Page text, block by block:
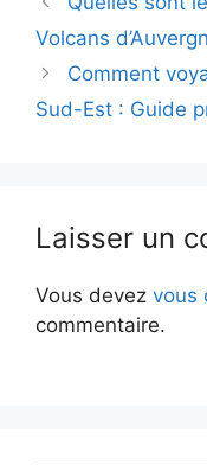
Volcans
Comment
Sud-Est : Guide
Laisser un
Vous devez vous
commentaire.